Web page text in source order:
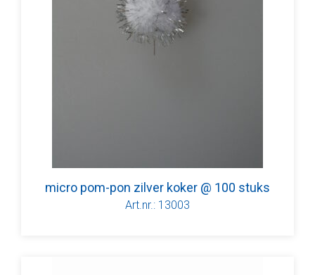
micro pom-pon zilver koker @ 100 stuks
Art.nr.: 13003